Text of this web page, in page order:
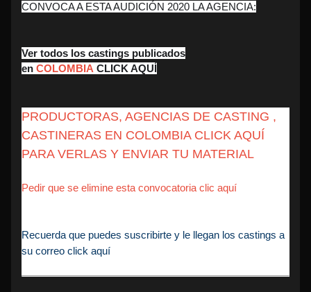
CONVOCA A ESTA AUDICIÓN 2020 LA AGENCIA:
Ver todos los castings publicados
en COLOMBIA CLICK AQUÍ
PRODUCTORAS, AGENCIAS DE CASTING ,
CASTINERAS EN COLOMBIA CLICK AQUÍ
PARA VERLAS Y ENVIAR TU MATERIAL
Pedir que se elimine esta convocatoria clic aquí
Recuerda que puedes suscribirte y le llegan los castings a
su correo click aquí